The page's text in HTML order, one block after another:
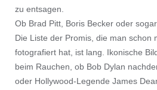
zu entsagen.
Ob Brad Pitt, Boris Becker oder
Die Liste der Promis, die man schon
fotografiert hat, ist lang. Ikonische
beim Rauchen, ob Bob Dylan
oder Hollywood-Legende James